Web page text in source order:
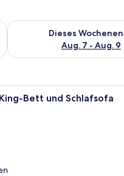
Aug. 7 - Aug. 8.
Dieses
Aug. 7 - Aug. 9
Überprüfe die
Ein modernes
Bett und Schlafsofa